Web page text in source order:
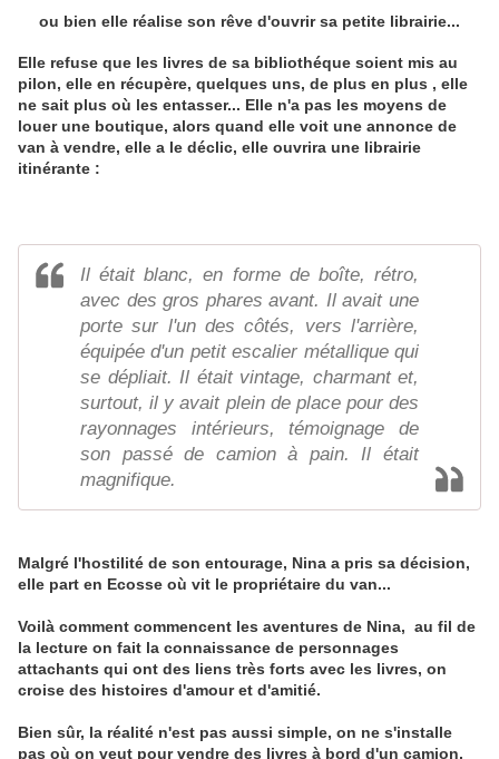
ou bien elle réalise son rêve d'ouvrir sa petite librairie...
Elle refuse que les livres de sa bibliothéque soient mis au
pilon, elle en récupère, quelques uns, de plus en plus , elle
ne sait plus où les entasser... Elle n'a pas les moyens de
louer une boutique, alors quand elle voit une annonce de
van à vendre, elle a le déclic, elle ouvrira une librairie
itinérante :
Il était blanc, en forme de boîte, rétro,
avec des gros phares avant. Il avait une
porte sur l'un des côtés, vers l'arrière,
équipée d'un petit escalier métallique qui
se dépliait. Il était vintage, charmant et,
surtout, il y avait plein de place pour des
rayonnages intérieurs, témoignage de
son passé de camion à pain. Il était
magnifique.
Malgré l'hostilité de son entourage, Nina a pris sa décision,
elle part en Ecosse où vit le propriétaire du van...
Voilà comment commencent les aventures de Nina, au fil de
la lecture on fait la connaissance de personnages
attachants qui ont des liens très forts avec les livres, on
croise des histoires d'amour et d'amitié.
Bien sûr, la réalité n'est pas aussi simple, on ne s'installe
pas où on veut pour vendre des livres à bord d'un camion,